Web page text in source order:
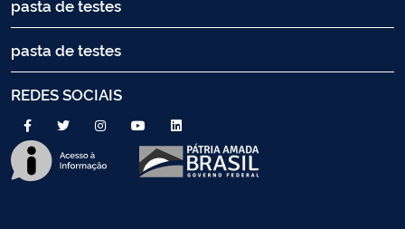
pasta de testes
pasta de testes
REDES SOCIAIS